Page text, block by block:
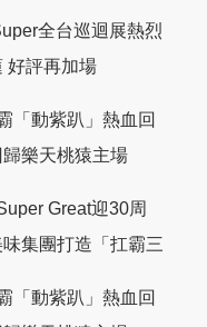
全台巡迴展熱烈
好評再加場
「動紫趴」熱血回
樂天桃猿主場
Great迎30周
集團打造「扛霸三
「動紫趴」熱血回